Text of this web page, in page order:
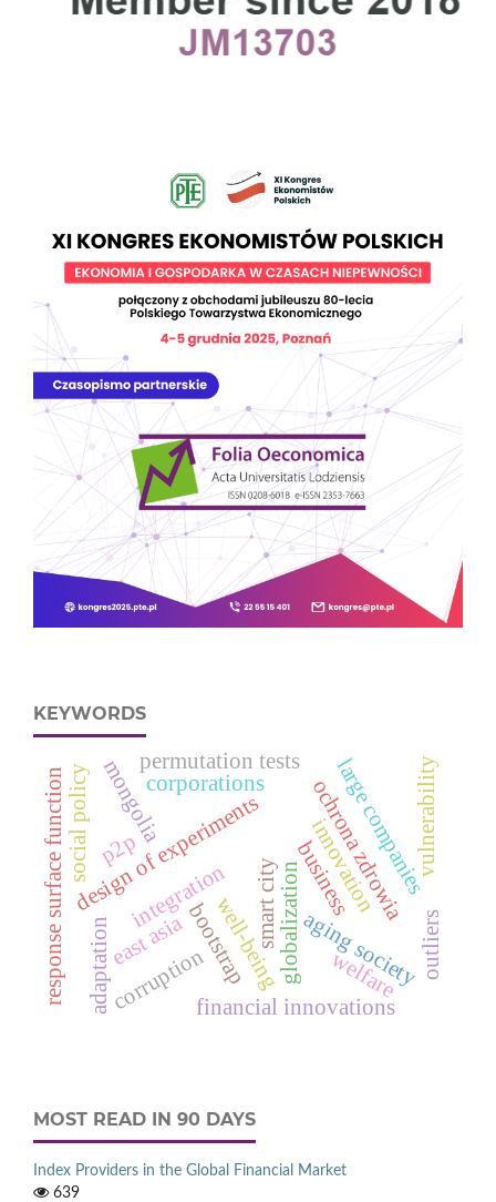
KEYWORDS
design of experiments
response surface function bootstrap
ochrona zdrowia
integration business
globalization
corporations
innovation
large companies
aging society
east asia
social policy
welfare
well-being
mongolia vulnerability
adaptation
smart city
p2p
financial innovations
permutation tests
corruption outliers
MOST READ IN 90 DAYS
Index Providers in the Global Financial Market
639